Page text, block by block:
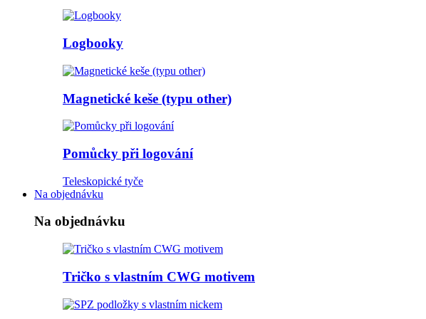
Logbooky
Magnetické keše (typu other)
Pomůcky při logování
Teleskopické tyče
Na objednávku
Na objednávku
Tričko s vlastním CWG motivem